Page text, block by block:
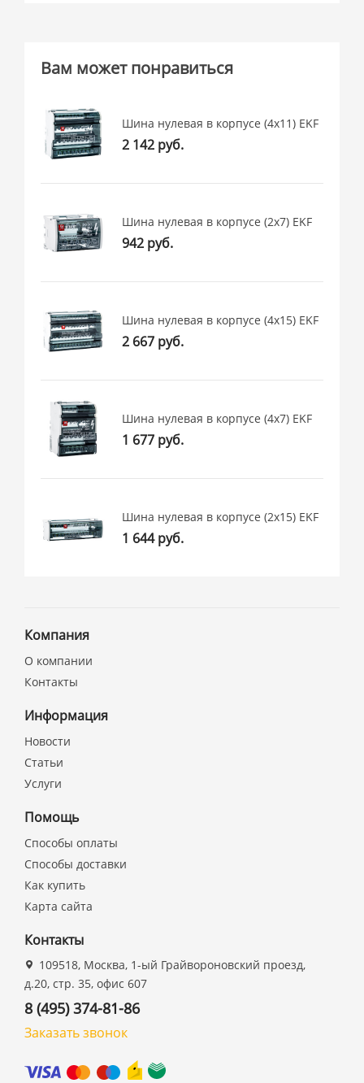
Вам может понравиться
Шина нулевая в корпусе (4х11) EKF
2 142 руб.
Шина нулевая в корпусе (2х7) EKF
942 руб.
Шина нулевая в корпусе (4х15) EKF
2 667 руб.
Шина нулевая в корпусе (4х7) EKF
1 677 руб.
Шина нулевая в корпусе (2х15) EKF
1 644 руб.
Компания
О компании
Контакты
Информация
Новости
Статьи
Услуги
Помощь
Способы оплаты
Способы доставки
Как купить
Карта сайта
Контакты
109518, Москва, 1-ый Грайвороновский проезд,
д.20, стр. 35, офис 607
8 (495) 374-81-86
Заказать звонок